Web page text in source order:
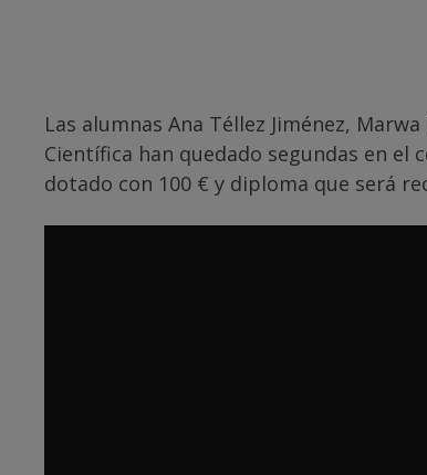
Las alumnas Ana Téllez Jiménez,
Científica han quedado segundas en el
dotado con 100 € y diploma que será